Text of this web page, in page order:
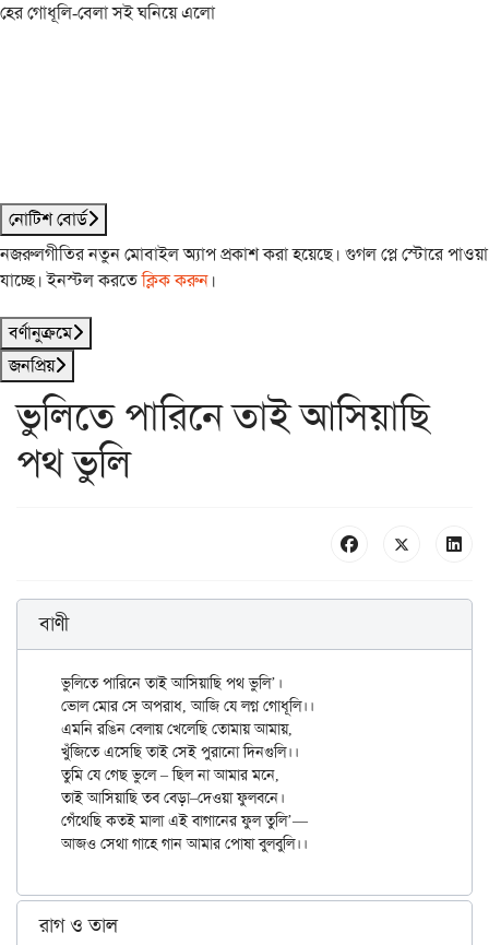
হের গোধূলি-বেলা সই ঘনিয়ে এলো
নোটিশ বোর্ড
নজরুলগীতির নতুন মোবাইল অ্যাপ প্রকাশ করা হয়েছে। গুগল প্লে স্টোরে পাওয়া
যাচ্ছে। ইনস্টল করতেক্লিক করুন।
বর্ণানুক্রমে
জনপ্রিয়
ভুলিতে পারিনে তাই আসিয়াছি
পথ ভুলি
বাণী
ভুলিতে পারিনে তাই আসিয়াছি পথ ভুলি’।
ভোল মোর সে অপরাধ, আজি যে লগ্ন গোধূলি।।
এমনি রঙিন বেলায় খেলেছি তোমায় আমায়,
খুঁজিতে এসেছি তাই সেই পুরানো দিনগুলি।।
তুমি যে গেছ ভুলে – ছিল না আমার মনে,
তাই আসিয়াছি তব বেড়া–দেওয়া ফুলবনে।
গেঁথেছি কতই মালা এই বাগানের ফুল তুলি’—
রাগ ও তাল